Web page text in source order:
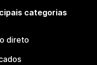
categorias
direto